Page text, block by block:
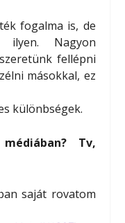
fogalma is, de
ilyen. Nagyon
fellépni
másokkal, ez
különbségek.
Tv,
saját rovatom